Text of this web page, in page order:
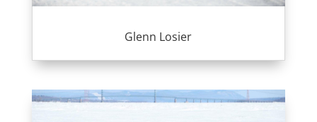
Glenn Losier